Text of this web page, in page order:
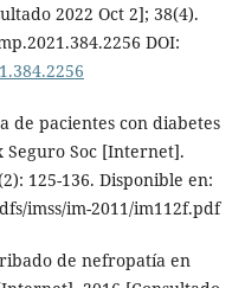
2022 Oct 2]; 38(4).
DOI:
de pacientes con diabetes
Seguro Soc [Internet].
125-136. Disponible en:
imss/im-2011/im112f.pdf
de nefropatía en